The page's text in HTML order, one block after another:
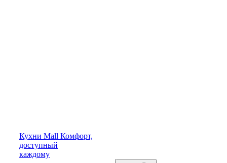
Кухни Mall Комфорт,
доступный
каждому